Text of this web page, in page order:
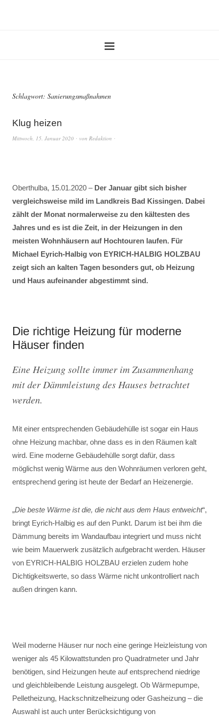
Schlagwort: Sanierungsmaßnahmen
Klug heizen
Mittwoch, 15. Januar 2020 von Redaktion
Oberthulba, 15.01.2020 – Der Januar gibt sich bisher
vergleichsweise mild im Landkreis Bad Kissingen. Dabei
zählt der Monat normalerweise zu den kältesten des
Jahres und es ist die Zeit, in der Heizungen in den
meisten Wohnhäusern auf Hochtouren laufen. Für
Michael Eyrich-Halbig von EYRICH-HALBIG HOLZBAU
zeigt sich an kalten Tagen besonders gut, ob Heizung
und Haus aufeinander abgestimmt sind.
Die richtige Heizung für moderne
Häuser finden
Eine Heizung sollte immer im Zusammenhang
mit der Dämmleistung des Hauses betrachtet
werden.
Mit einer entsprechenden Gebäudehülle ist sogar ein Haus
ohne Heizung machbar, ohne dass es in den Räumen kalt
wird. Eine moderne Gebäudehülle sorgt dafür, dass
möglichst wenig Wärme aus den Wohnräumen verloren geht,
entsprechend gering ist heute der Bedarf an Heizenergie.
„Die beste Wärme ist die, die nicht aus dem Haus entweicht“,
bringt Eyrich-Halbig es auf den Punkt. Darum ist bei ihm die
Dämmung bereits im Wandaufbau integriert und muss nicht
wie beim Mauerwerk zusätzlich aufgebracht werden. Häuser
von EYRICH-HALBIG HOLZBAU erzielen zudem hohe
Dichtigkeitswerte, so dass Wärme nicht unkontrolliert nach
außen dringen kann.
Weil moderne Häuser nur noch eine geringe Heizleistung von
weniger als 45 Kilowattstunden pro Quadratmeter und Jahr
benötigen, sind Heizungen heute auf entsprechend niedrige
und gleichbleibende Leistung ausgelegt. Ob Wärmepumpe,
Pelletheizung, Hackschnitzelheizung oder Gasheizung – die
Auswahl ist auch unter Berücksichtigung von